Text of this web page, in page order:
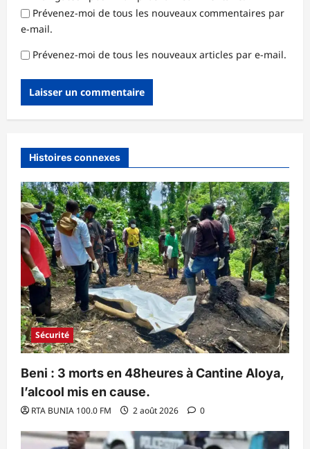
Prévenez-moi de tous les nouveaux commentaires par
e-mail.
Prévenez-moi de tous les nouveaux articles par e-mail.
Histoires connexes
Sécurité
Beni : 3 morts en 48heures à Cantine Aloya,
l’alcool mis en cause.
RTA BUNIA 100.0 FM 2 août 2026 0